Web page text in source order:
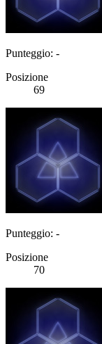
Punteggio: -
Posizione
69
Punteggio: -
Posizione
70